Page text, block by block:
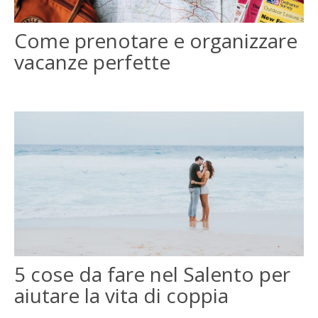
FRANÇAIS
Come prenotare e organizzare
vacanze perfette
5 cose da fare nel Salento per
aiutare la vita di coppia